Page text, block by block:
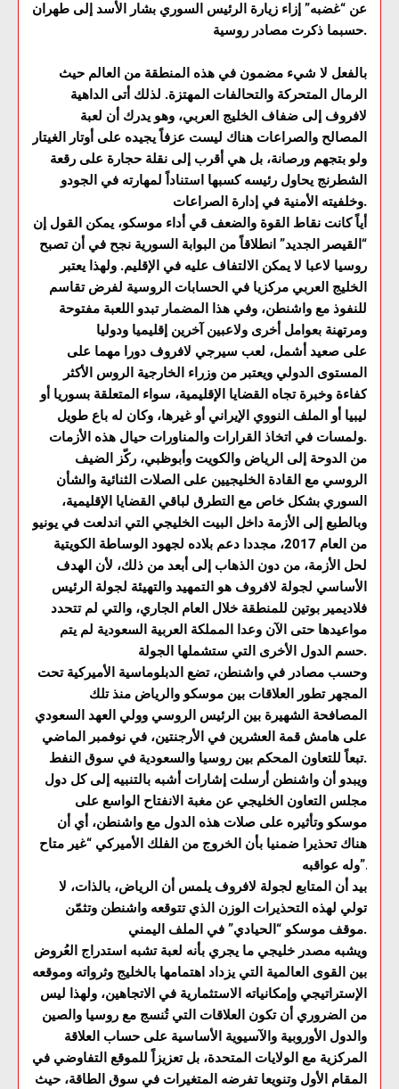
عن “غضبه” إزاء زيارة الرئيس السوري بشار الأسد إلى طهران
حسبما ذكرت مصادر روسية.
بالفعل لا شيء مضمون في هذه المنطقة من العالم حيث
الرمال المتحركة والتحالفات المهتزة. لذلك أتى الداهية
لافروف إلى ضفاف الخليج العربي، وهو يدرك أن لعبة
المصالح والصراعات هناك ليست عزفاً يجيده على أوتار الغيتار
ولو بتجهم ورصانة، بل هي أقرب إلى نقلة حجارة على رقعة
الشطرنج يحاول رئيسه كسبها استناداً لمهارته في الجودو
وخلفيته الأمنية في إدارة الصراعات.
أياً كانت نقاط القوة والضعف قي أداء موسكو، يمكن القول إن
“القيصر الجديد” انطلاقاً من البوابة السورية نجح في أن تصبح
روسيا لاعبا لا يمكن الالتفاف عليه في الإقليم. ولهذا يعتبر
الخليج العربي مركزيا في الحسابات الروسية لفرض تقاسم
للنفوذ مع واشنطن، وفي هذا المضمار تبدو اللعبة مفتوحة
ومرتهنة بعوامل أخرى ولاعبين آخرين إقليميا ودوليا
على صعيد أشمل، لعب سيرجي لافروف دورا مهما على
المستوى الدولي ويعتبر من وزراء الخارجية الروس الأكثر
كفاءة وخبرة تجاه القضايا الإقليمية، سواء المتعلقة بسوريا أو
ليبيا أو الملف النووي الإيراني أو غيرها، وكان له باع طويل
ولمسات في اتخاذ القرارات والمناورات حيال هذه الأزمات.
من الدوحة إلى الرياض والكويت وأبوظبي، ركّز الضيف
الروسي مع القادة الخليجيين على الصلات الثنائية والشأن
السوري بشكل خاص مع التطرق لباقي القضايا الإقليمية،
وبالطبع إلى الأزمة داخل البيت الخليجي التي اندلعت في يونيو
من العام 2017، مجددا دعم بلاده لجهود الوساطة الكويتية
لحل الأزمة، من دون الذهاب إلى أبعد من ذلك، لأن الهدف
الأساسي لجولة لافروف هو التمهيد والتهيئة لجولة الرئيس
فلاديمير بوتين للمنطقة خلال العام الجاري، والتي لم تتحدد
مواعيدها حتى الآن وعدا المملكة العربية السعودية لم يتم
حسم الدول الأخرى التي ستشملها الجولة.
وحسب مصادر في واشنطن، تضع الدبلوماسية الأميركية تحت
المجهر تطور العلاقات بين موسكو والرياض منذ تلك
المصافحة الشهيرة بين الرئيس الروسي وولي العهد السعودي
على هامش قمة العشرين في الأرجنتين، في نوفمبر الماضي
تبعاً للتعاون المحكم بين روسيا والسعودية في سوق النفط.
ويبدو أن واشنطن أرسلت إشارات أشبه بالتنبيه إلى كل دول
مجلس التعاون الخليجي عن مغبة الانفتاح الواسع على
موسكو وتأثيره على صلات هذه الدول مع واشنطن، أي أن
هناك تحذيرا ضمنيا بأن الخروج من الفلك الأميركي “غير متاح
وله عواقبه”.
بيد أن المتابع لجولة لافروف يلمس أن الرياض، بالذات، لا
تولي لهذه التحذيرات الوزن الذي تتوقعه واشنطن وتثمّن
موقف موسكو “الحيادي” في الملف اليمني.
ويشبه مصدر خليجي ما يجري بأنه لعبة تشبه استدراج العُروض
بين القوى العالمية التي يزداد اهتمامها بالخليج وثرواته وموقعه
الإستراتيجي وإمكانياته الاستثمارية في الاتجاهين، ولهذا ليس
من الضروري أن تكون العلاقات التي تُنسج مع روسيا والصين
والدول الأوروبية والآسيوية الأساسية على حساب العلاقة
المركزية مع الولايات المتحدة، بل تعزيزاً للموقع التفاوضي في
المقام الأول وتنويعا تفرضه المتغيرات في سوق الطاقة، حيث